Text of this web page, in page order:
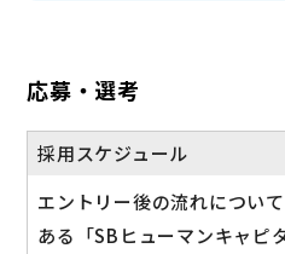
応募・選考
採用スケジュール
エントリー後の流れについ
ある「SBヒューマンキャピ